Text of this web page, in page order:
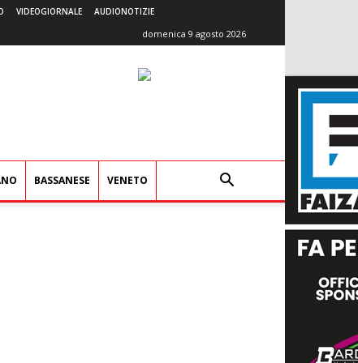
VIDEOGIORNALE AUDIONOTIZIE
domenica 9 agosto 2026
BASSANESE VENETO